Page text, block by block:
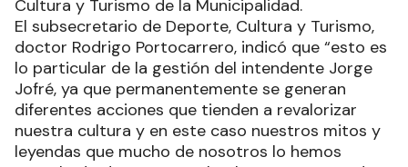
Cultura y Turismo de la Municipalidad.
El subsecretario de Deporte, Cultura y Turismo,
doctor Rodrigo Portocarrero, indicó que “esto es
lo particular de la gestión del intendente Jorge
Jofré, ya que permanentemente se generan
diferentes acciones que tienden a revalorizar
nuestra cultura y en este caso nuestros mitos y
leyendas que mucho de nosotros lo hemos